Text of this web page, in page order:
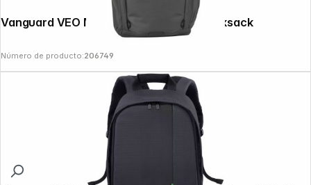
Vanguard VEO Metro B25L schwarz Rucksack
Número de producto:206749